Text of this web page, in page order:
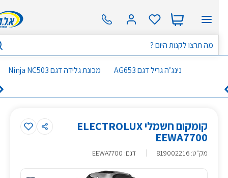
נינג’ה גריל דגם AG653 מכונת גלידה דגם Ninja NC503
קומקום חשמלי ELECTROLUX
EEWA7700
מק״ט:
819002216 דגם: EEWA7700